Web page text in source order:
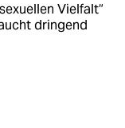
Vielfalt“
dringend